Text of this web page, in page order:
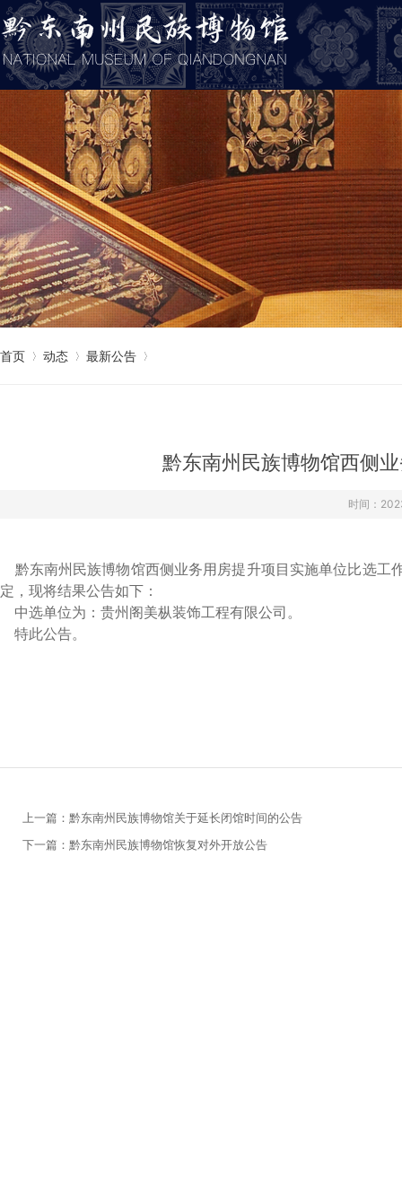
首页 动态 最新公告
黔东南州民族博物馆西侧
时间：
黔东南州民族博物馆西侧业务用房提升项目实施单位比选工
定，现将结果公告如下：
中选单位为：贵州阁美枞装饰工程有限公司。
特此公告。
上一篇：黔东南州民族博物馆关于延长闭馆时间的公告
下一篇：黔东南州民族博物馆恢复对外开放公告